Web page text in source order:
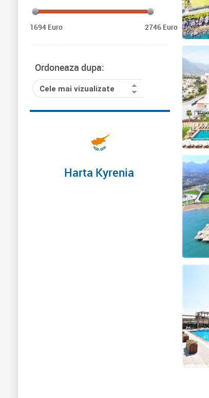
1694 Euro 2746 Euro
Ordoneaza dupa:
Cele mai vizualizate
Harta Kyrenia